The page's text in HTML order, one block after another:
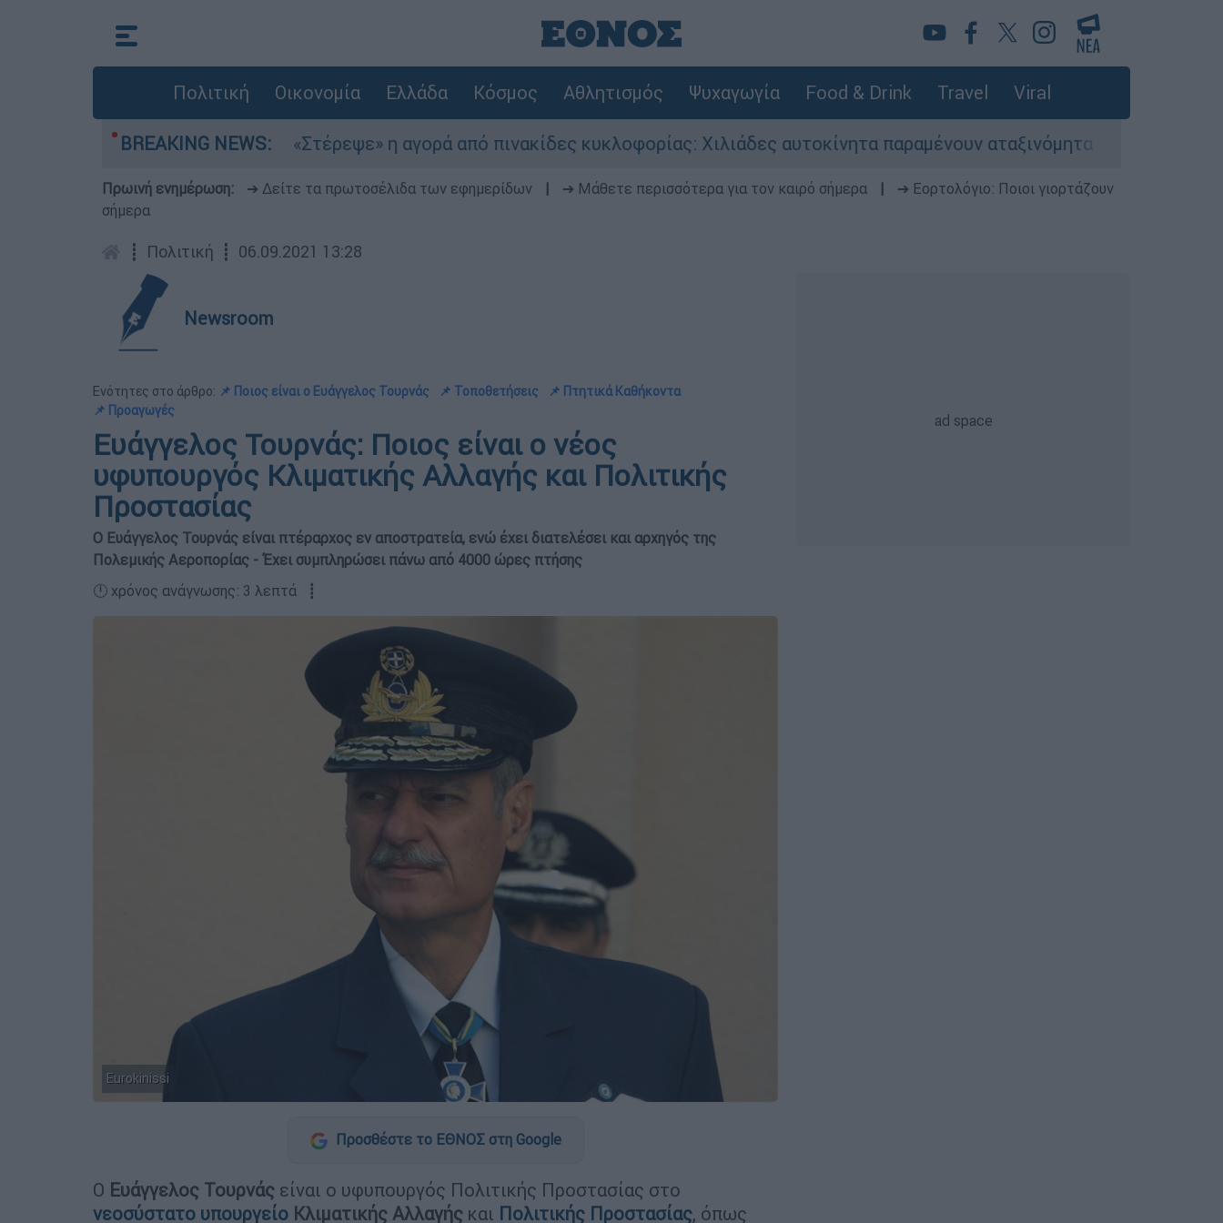
Πολιτική Οικονομία Ελλάδα Κόσμος Αθλητισμός Ψυχαγωγία Food & Drink Travel Viral
BREAKING NEWS:
στο Αιγαίο «Στέρεψε» η αγορά από πινακίδες κυκλοφορίας: Χιλιάδες αυτοκίνητα παραμένουν αταξινόμητα - Λύση αναζητά το
Πρωινή ενημέρωση: ➔ Δείτε τα πρωτοσέλιδα των εφημερίδων ➔ Μάθετε περισσότερα για τον καιρό σήμερα
➔ Εορτολόγιο: Ποιοι γιορτάζουν
σήμερα
┋ Πολιτική ┋ 06.09.2021 13:28
Newsroom
Ενότητες στο άρθρο: 📌 Ποιος είναι ο Ευάγγελος Τουρνάς 📌 Τοποθετήσεις
📌 Πτητικά Καθήκοντα
📌 Προαγωγές
Ευάγγελος Τουρνάς: Ποιος είναι ο νέος
υφυπουργός Κλιματικής Αλλαγής και Πολιτικής
Προστασίας
Ο Ευάγγελος Τουρνάς είναι πτέραρχος εν αποστρατεία, ενώ έχει διατελέσει και αρχηγός της
Πολεμικής Αεροπορίας - Έχει συμπληρώσει πάνω από 4000 ώρες πτήσης
🕛 χρόνος ανάγνωσης: 3 λεπτά ┋
Eurokinissi
Προσθέστε το ΕΘΝΟΣ στη Google
Ο Ευάγγελος Τουρνάς είναι ο υφυπουργός Πολιτικής Προστασίας στο
νεοσύστατο υπουργείο Κλιματικής Αλλαγής και Πολιτικής Προστασίας, όπως